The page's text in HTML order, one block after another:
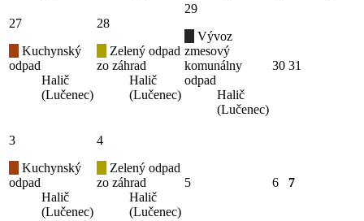
27
Kuchynský
odpad
Halič
(Lučenec)
28
Zelený odpad
zo záhrad
Halič
(Lučenec)
29
Vývoz
zmesový
komunálny
odpad
Halič
(Lučenec)
30 31
3
Kuchynský
odpad
Halič
(Lučenec)
4
Zelený odpad
zo záhrad
Halič
(Lučenec)
5 6 7